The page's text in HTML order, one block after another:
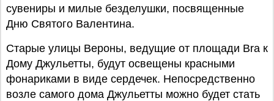
сувениры и милые безделушки, посвященные
Дню Святого Валентина.
Старые улицы Вероны, ведущие от площади Bra к
Дому Джульетты, будут освещены красными
фонариками в виде сердечек. Непосредственно
возле самого дома Джульетты можно будет стать